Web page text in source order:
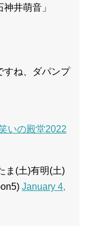
井萌音」
すね、ダパンプ
いの殿堂2022
ま(土)有明(土)
January 4,